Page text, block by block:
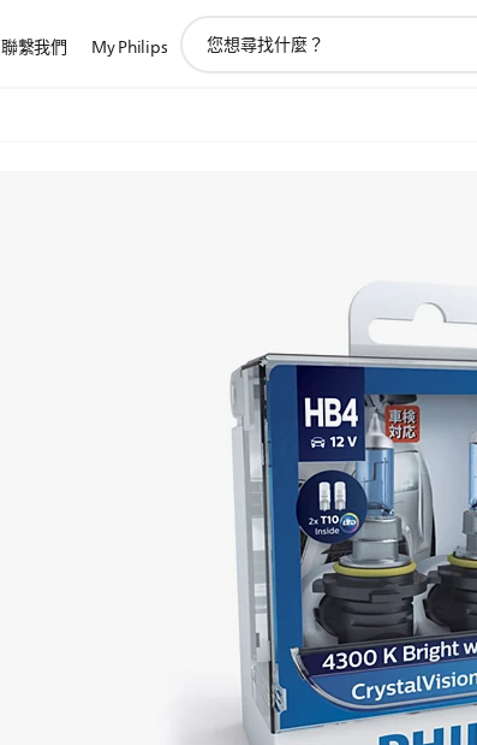
聯繫我們 My Philips